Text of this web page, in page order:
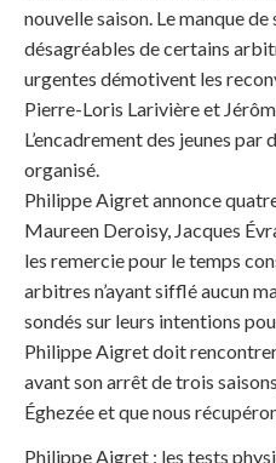
nouvelle saison. Le manque
désagréables de certains
urgentes démotivent les
Pierre-Loris Larivière et
L’encadrement des jeunes
organisé.
Philippe Aigret annonce
Maureen Deroisy, Jacques
les remercie pour le temps
arbitres n’ayant sifflé aucun
sondés sur leurs intentions
Philippe Aigret doit
avant son arrêt de trois
Éghezée et que nous
Philippe Aigret : les tests